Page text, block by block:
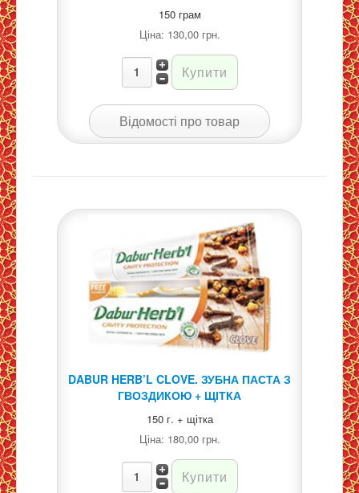
150 грам
Ціна: 130,00 грн.
Відомості про товар
DABUR HERB’L CLOVE. ЗУБНА ПАСТА З
ГВОЗДИКОЮ + ЩІТКА
150 г. + щітка
Ціна: 180,00 грн.